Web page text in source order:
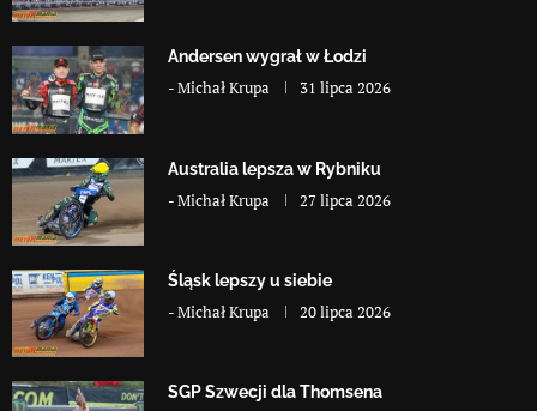
Andersen wygrał w Łodzi
-Michał Krupa 31 lipca 2026
Australia lepsza w Rybniku
-Michał Krupa 27 lipca 2026
Śląsk lepszy u siebie
-Michał Krupa 20 lipca 2026
SGP Szwecji dla Thomsena